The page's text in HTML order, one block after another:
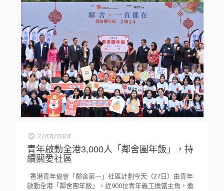
27/01/2024
青年啟動全港3,000人「鄰舍團年飯」，持
續關愛社區
香港青年協會「鄰舍第一」社區計劃今天（27日）由青年
啟動全港「鄰舍團年飯」，近900位青年義工擔當主角，邀